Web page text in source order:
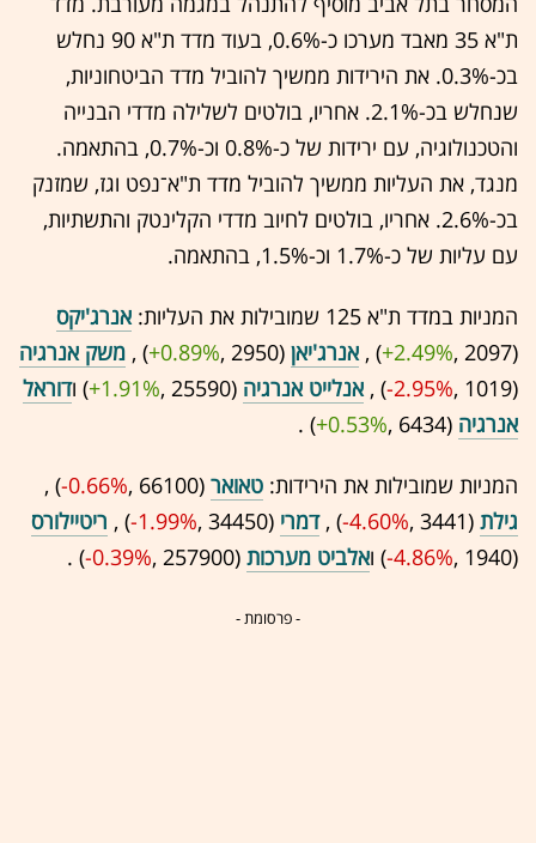
ת"א 35 מאבד מערכו כ-0.6%, בעוד מדד ת"א 90 נחלש
בכ-0.3%. את הירידות ממשיך להוביל מדד הביטחוניות,
שנחלש בכ-2.1%. אחריו, בולטים לשלילה מדדי הבנייה
והטכנולוגיה, עם ירידות של כ-0.8% וכ-0.7%, בהתאמה.
מנגד, את העליות ממשיך להוביל מדד ת"א־נפט וגז, שמזנק
בכ-2.6%. אחריו, בולטים לחיוב מדדי הקלינטק והתשתיות,
עם עליות של כ-1.7% וכ-1.5%, בהתאמה.
המניות במדד ת"א 125 שמובילות את העליות:
אנרג'יקס
(2097 ,‎
+2.49%
‏) ,אנרג'יאן (2950 ,‎
+0.89%
‏) , משק אנרגיה
(1019 ,‎
-2.95%
‏) ,אנלייט אנרגיה (25590 ,‎
+1.91%‏) ודוראל
אנרגיה (6434 ,‎
+0.53%
‏) .
המניות שמובילות את הירידות: טאואר (66100 ,‎
-0.66%
‏) ,
גילת (3441 ,‎
-4.60%
‏) ,דמרי (34450 ,‎
-1.99%
‏) , ריטיילורס
(1940 ,‎
-4.86%‏) ואלביט מערכות (257900 ,‎
-0.39%
‏) .
- פרסומת -